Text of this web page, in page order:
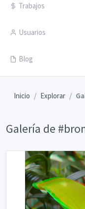
Trabajos
Usuarios
Blog
Inicio Explorar
Galería de